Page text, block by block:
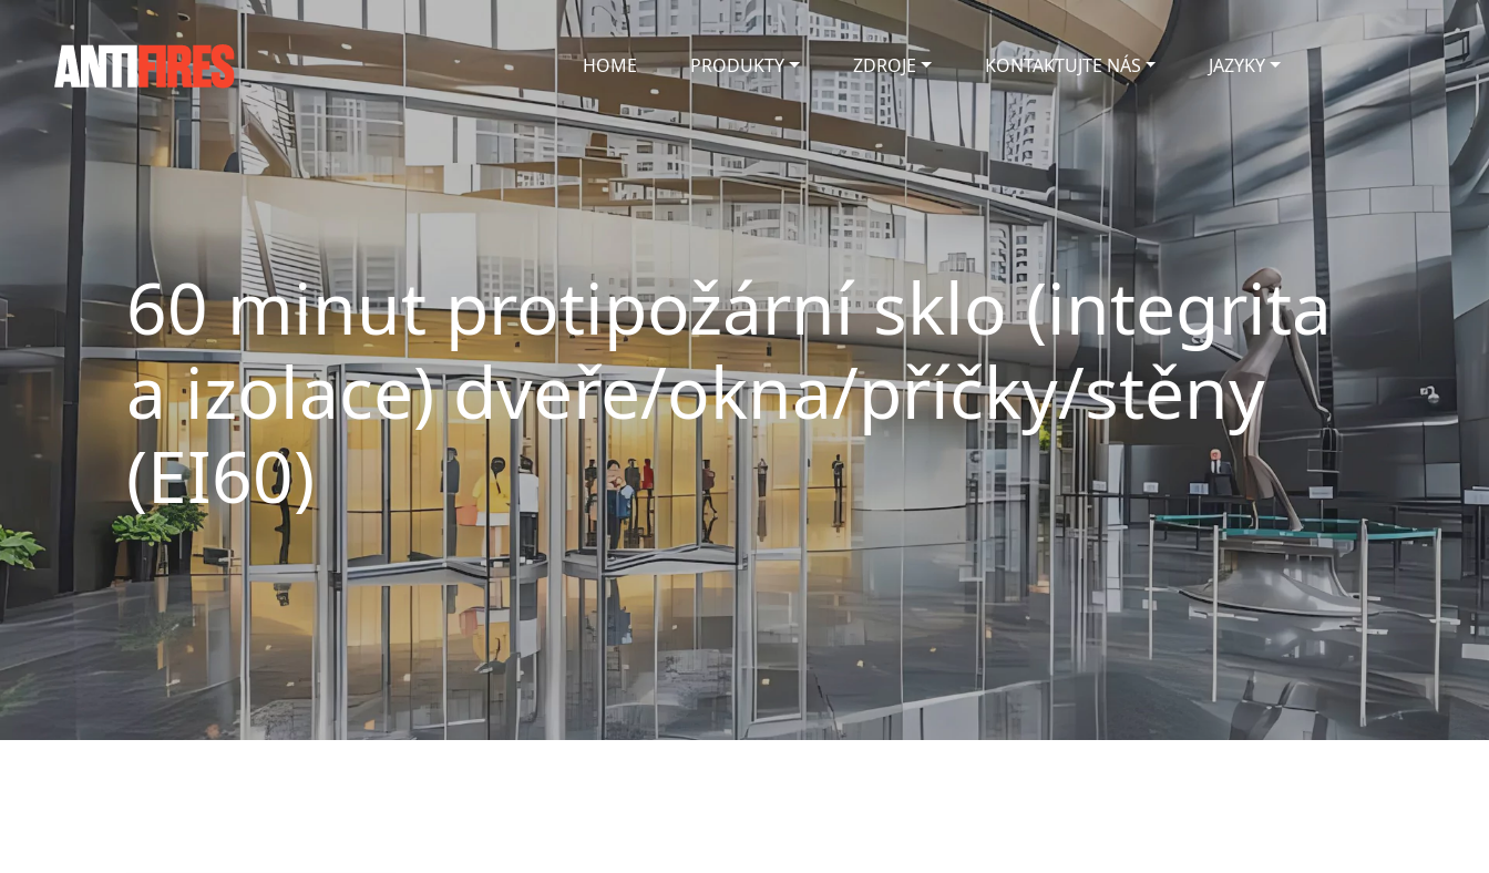
HOME PRODUKTY ZDROJE KONTAKTUJTE NÁS JAZYKY
60 minut protipožární sklo (integrita
a izolace) dveře/okna/příčky/stěny
(EI60)